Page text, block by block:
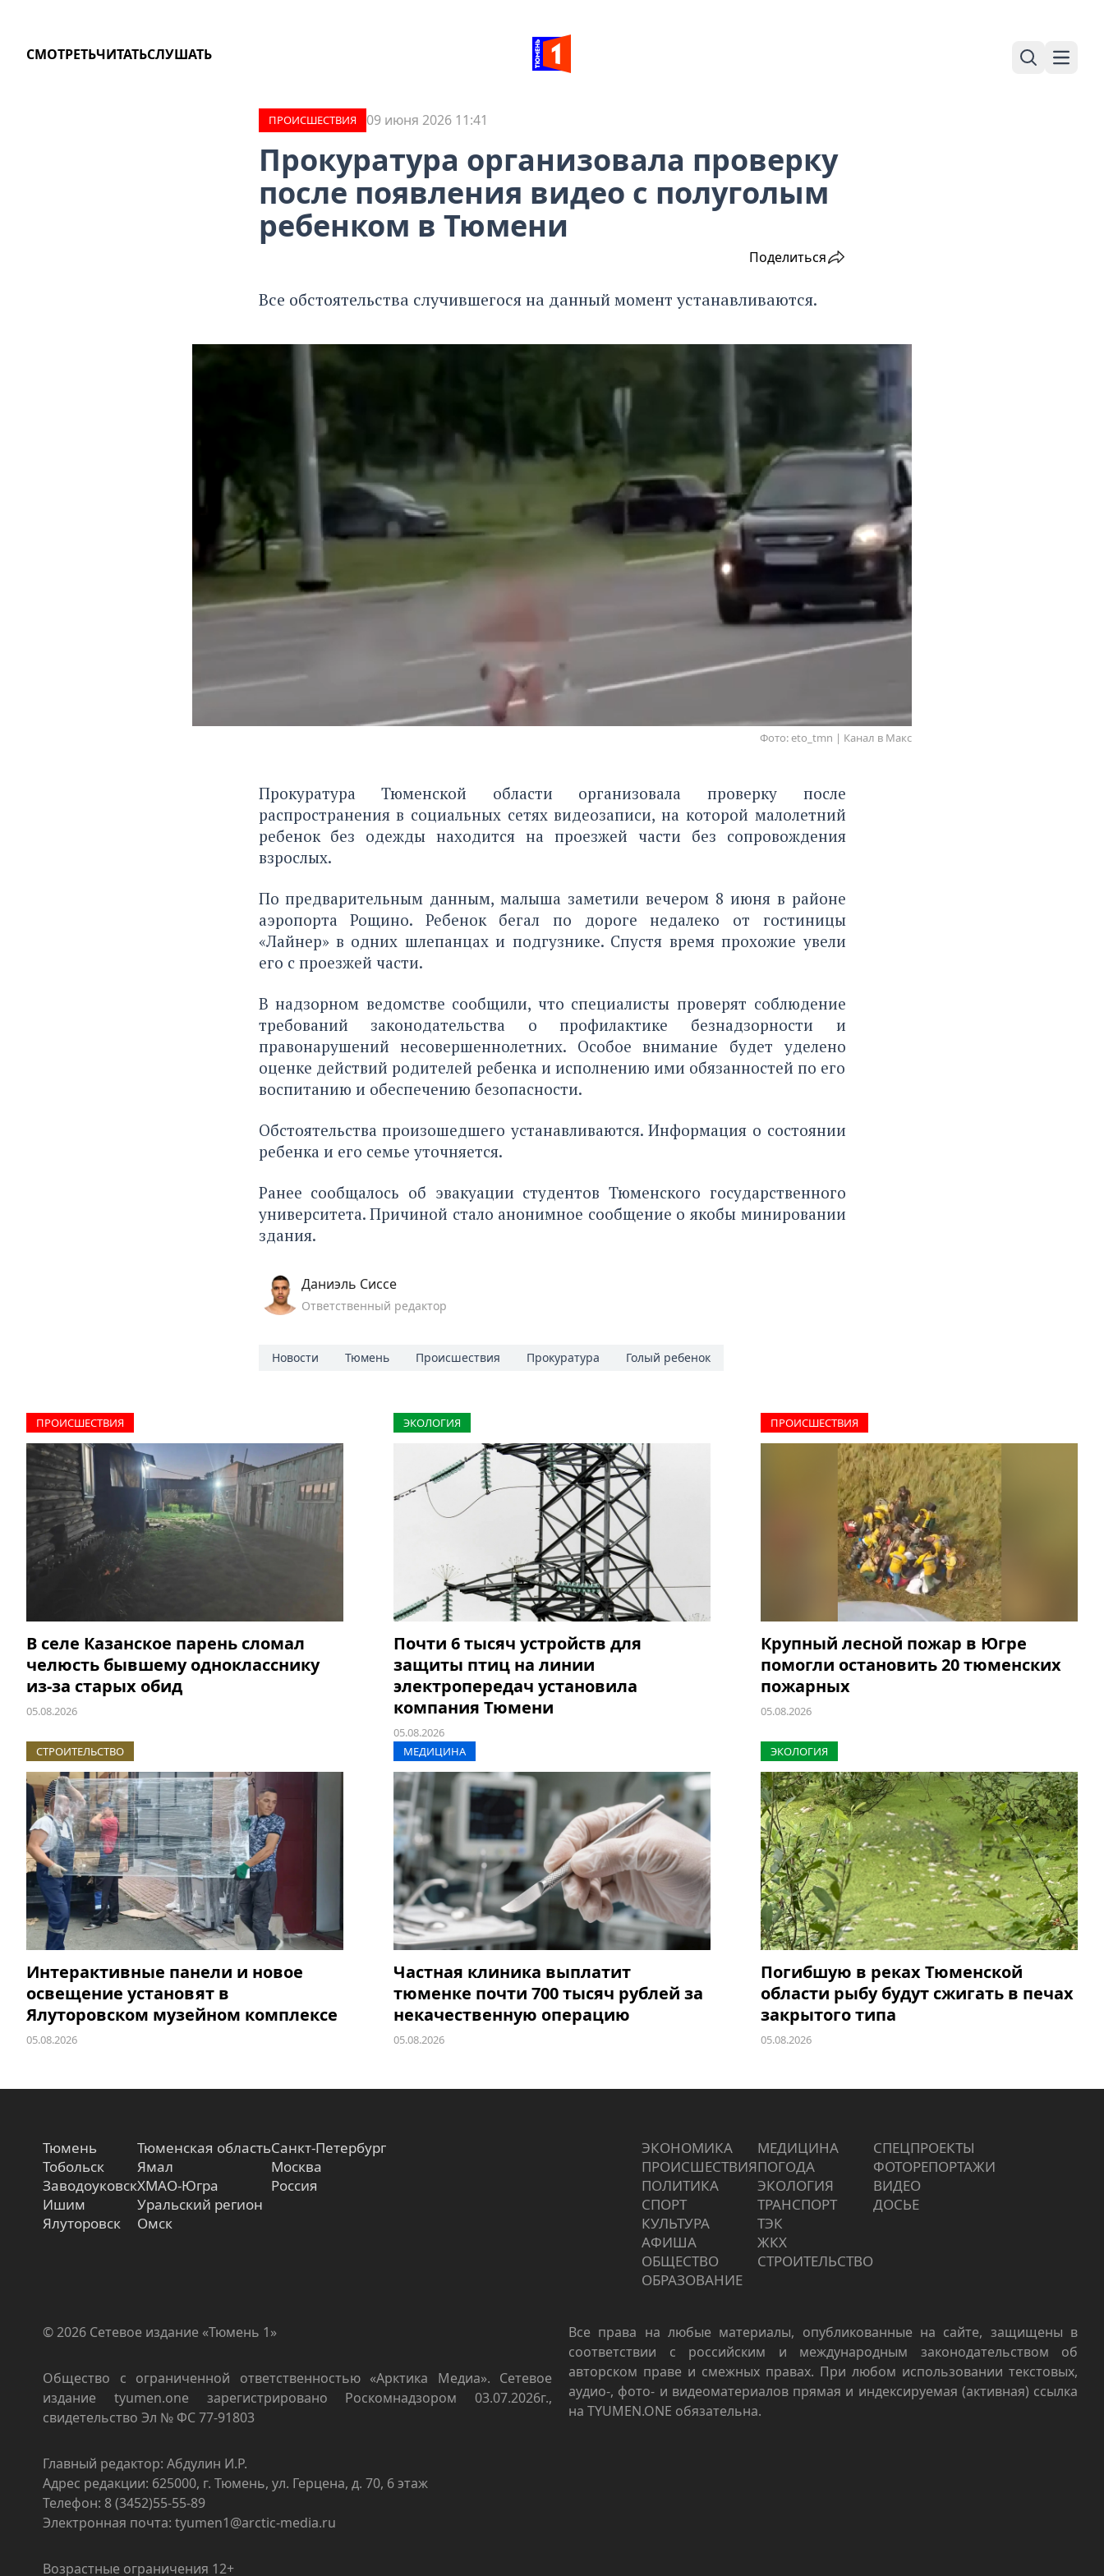
СМОТРЕТЬЧИТАТЬСЛУШАТЬ
Поиск
ПРОИCШЕСТВИЯ 09 июня 2026 11:41
Прокуратура организовала проверку
после появления видео с полуголым
ребенком в Тюмени
Поделиться
Все обстоятельства случившегося на данный момент устанавливаются.
Фото: eto_tmn | Канал в Макс
Прокуратура Тюменской области организовала проверку после
распространения в социальных сетях видеозаписи, на которой малолетний
ребенок без одежды находится на проезжей части без сопровождения
взрослых.
По предварительным данным, малыша заметили вечером 8 июня в районе
аэропорта Рощино. Ребенок бегал по дороге недалеко от гостиницы
«Лайнер» в одних шлепанцах и подгузнике. Спустя время прохожие увели
его с проезжей части.
В надзорном ведомстве сообщили, что специалисты проверят соблюдение
требований законодательства о профилактике безнадзорности и
правонарушений несовершеннолетних. Особое внимание будет уделено
оценке действий родителей ребенка и исполнению ими обязанностей по его
воспитанию и обеспечению безопасности.
Обстоятельства произошедшего устанавливаются. Информация о состоянии
ребенка и его семье уточняется.
Ранее сообщалось об эвакуации студентов Тюменского государственного
университета. Причиной стало анонимное сообщение о якобы минировании
здания.
Даниэль Сиссе
Ответственный редактор
Новости Тюмень Происшествия Прокуратура Голый ребенок
ПРОИCШЕСТВИЯ
В селе Казанское парень сломал
челюсть бывшему однокласснику
из-за старых обид
05.08.2026
ЭКОЛОГИЯ
Почти 6 тысяч устройств для
защиты птиц на линии
электропередач установила
компания Тюмени
05.08.2026
ПРОИCШЕСТВИЯ
Крупный лесной пожар в Югре
помогли остановить 20 тюменских
пожарных
05.08.2026
СТРОИТЕЛЬСТВО
Интерактивные панели и новое
освещение установят в
Ялуторовском музейном комплексе
05.08.2026
МЕДИЦИНА
Частная клиника выплатит
тюменке почти 700 тысяч рублей за
некачественную операцию
05.08.2026
ЭКОЛОГИЯ
Погибшую в реках Тюменской
области рыбу будут сжигать в печах
закрытого типа
05.08.2026
Тюмень
Тобольск
Заводоуковск
Ишим
Ялуторовск
Тюменская область
Ямал
ХМАО-Югра
Уральский регион
Омск
Санкт-Петербург
Москва
Россия
ЭКОНОМИКА
ПРОИCШЕСТВИЯ
ПОЛИТИКА
СПОРТ
КУЛЬТУРА
АФИША
ОБЩЕСТВО
ОБРАЗОВАНИЕ
МЕДИЦИНА
ПОГОДА
ЭКОЛОГИЯ
ТРАНСПОРТ
ТЭК
ЖКХ
СТРОИТЕЛЬСТВО
СПЕЦПРОЕКТЫ
ФОТОРЕПОРТАЖИ
ВИДЕО
ДОСЬЕ
© 2026 Сетевое издание «Тюмень 1»
Общество с ограниченной ответственностью «Арктика Медиа». Сетевое
издание tyumen.one зарегистрировано Роскомнадзором 03.07.2026г.,
свидетельство Эл № ФС 77-91803
Главный редактор: Абдулин И.Р.
Адрес редакции: 625000, г. Тюмень, ул. Герцена, д. 70, 6 этаж
Телефон: 8 (3452)55-55-89
Электронная почта: tyumen1@arctic-media.ru
Возрастные ограничения 12+
Все права на любые материалы, опубликованные на сайте, защищены в
соответствии с российским и международным законодательством об
авторском праве и смежных правах. При любом использовании текстовых,
аудио-, фото- и видеоматериалов прямая и индексируемая (активная) ссылка
на TYUMEN.ONE обязательна.